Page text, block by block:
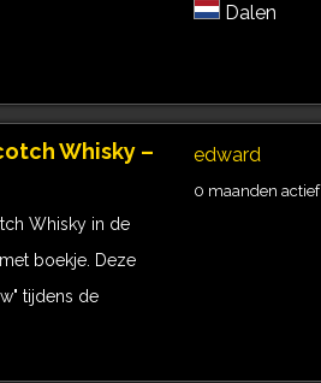
Dalen
Whisky –
Whisky in de
boekje. Deze
tijdens de
edward
0 maanden actief